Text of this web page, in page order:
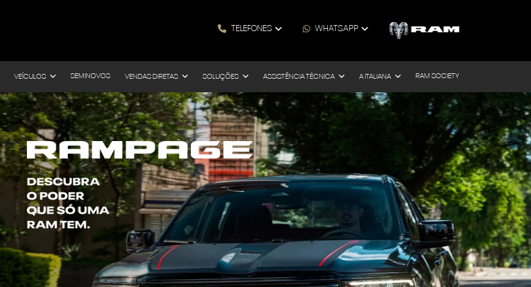
TELEFONES WHATSAPP
VEÍCULOS SEMINOVOS VENDAS DIRETAS SOLUÇÕES ASSISTÊNCIA TÉCNICA A ITALIANA RAM SOCIETY